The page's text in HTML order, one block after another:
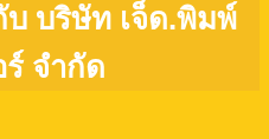
บริษัท เจ็ด.พิมพ์
ร์ จำกัด